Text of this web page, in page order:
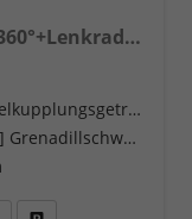
LIFE 150PS eTSI DSG GV5+AHK+360°+Lenkradheiz+IQ.Drive+ACC+App+eHeck+LED
Doppelkupplungsgetriebe (DSG)
[0E0E] Grenadillschwarz Metallic